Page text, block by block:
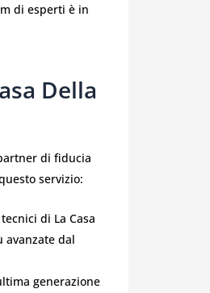
di esperti è in
Della
di fiducia
servizio:
di La Casa
dal
generazione